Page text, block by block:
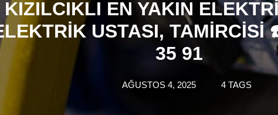
KIZILCIKLI EN YAKIN
USTASI, TAMIRCISI
35 91
AĞUSTOS 4, 2025 4 TAGS